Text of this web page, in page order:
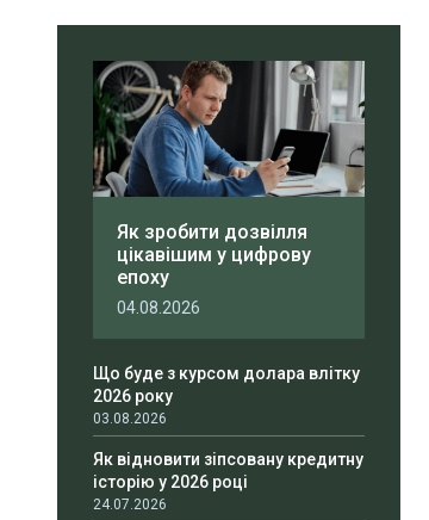
Як зробити дозвілля
цікавішим у цифрову
епоху
04.08.2026
Що буде з курсом долара влітку
2026 року
03.08.2026
Як відновити зіпсовану кредитну
історію у 2026 році
24.07.2026